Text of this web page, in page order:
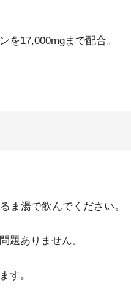
を17,000mgまで配合。
ま湯で飲んでください。
題ありません。
す。